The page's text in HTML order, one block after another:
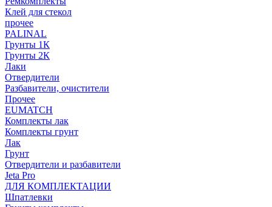
Клей для стекол
прочее
PALINAL
Грунты 1К
Грунты 2К
Лаки
Отвердители
Разбавители, очистители
Прочее
EUMATCH
Комплекты лак
Комплекты грунт
Лак
Грунт
Отвердители и разбавители
Jeta Pro
ДЛЯ КОМПЛЕКТАЦИИ
Шпатлевки